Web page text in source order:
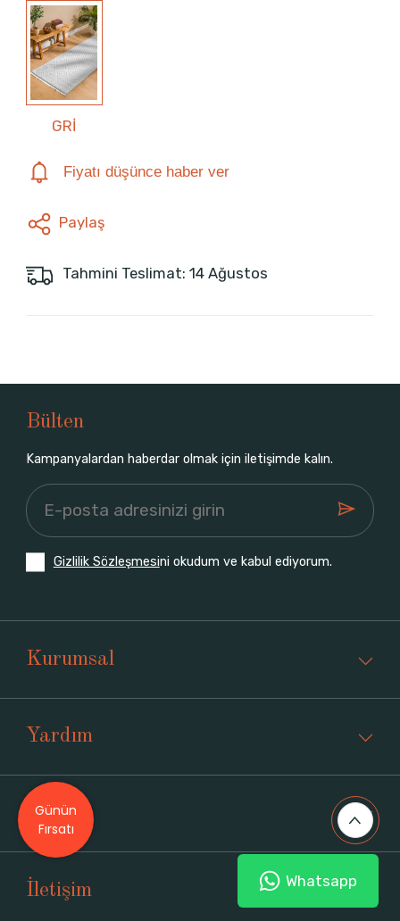
GRİ
Fiyatı düşünce haber ver
Paylaş
Tahmini Teslimat: 14 Ağustos
Bülten
Kampanyalardan haberdar olmak için iletişimde kalın.
Gizlilik Sözleşmesini okudum ve kabul ediyorum.
Kurumsal
Yardım
Üyelik
İletişim Whatsapp
Günün
Fırsatı